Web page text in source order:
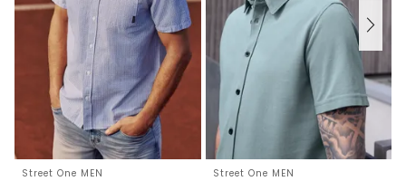
Street One MEN Street One MEN